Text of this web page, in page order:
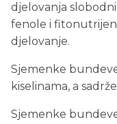
djelovanja
fenole i
djelovanje.
Sjemenke
kiselinama, a
Sjemenke